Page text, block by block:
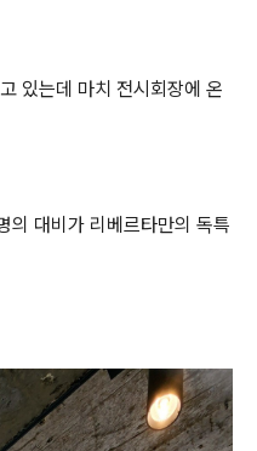
있는데 마치 전시회장에 온
의 대비가 리베르타만의 독특